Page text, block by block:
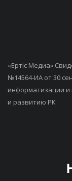
«Ертiс Медиа»
№14564-ИА от 30
информатизации
и развитию РК